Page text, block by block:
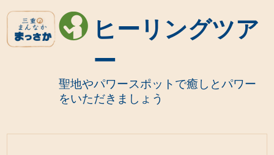
ヒーリングツア
ー
聖地やパワースポットで癒しとパワー
をいただきましょう